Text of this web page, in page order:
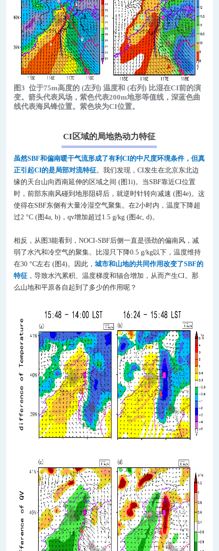
图3位于75m高度的 (左列) 温度和 (右列) 比湿在CI前的演
变。箭头代表风场，紫色代表200m地形等值线，深蓝色曲
线代表海风锋位置。紫色块为CI位置。
CI区域的局地热动力特征
虽然SBF和偏南暖干气流形成了有利CI的中尺度环境条件，但真
正引起CI的是局部对流特征。我们发现，CI发生在北京东北边
缘的天台山向西南延伸的区域之间 (图1i)。当SBF靠近CI位置
时，前部东南风碰到地形阻碍后，就逆时针转向减速 (图4e)。这
使得在SBF东侧有大量冷湿空气聚集。在2小时内，温度下降超
过2 °C (图4a, b)，qv增加超过1.5 g/kg (图4c, d)。
相反，从图3能看到，NOCI-SBF后侧一直是强劲的偏南风，减
弱了水汽和冷空气的聚集。比湿只下降0.5 g/kg以下，温度维持
在30 °C左右 (图4)。因此，城市和山地的共同作用改变了SBF的
特征 ，导致水汽累积、温度梯度和辐合增加，从而产生CI。那
么山地和平原各自起到了多少的作用呢？